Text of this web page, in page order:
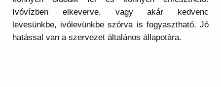
Ivóvízben elkeverve, vagy akár kedvenc
levesünkbe, ivólevünkbe szórva is fogyasztható. Jó
hatással van a szervezet általános állapotára.